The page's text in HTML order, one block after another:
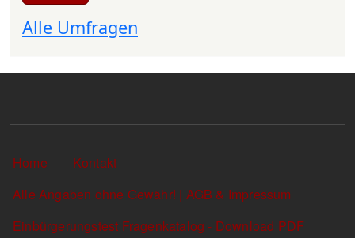
Alle Umfragen
Sekundärlinks
Home
Kontakt
Alle Angaben ohne Gewähr! | AGB & Impressum
Einbürgerungstest Fragenkatalog - Download PDF